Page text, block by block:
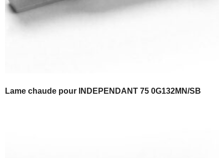
Lame chaude pour INDEPENDANT 75 0G132MN/SB